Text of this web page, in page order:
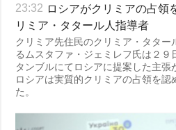
23:32 ロシアがクリミアの占領
リミア・タタール人指導者
クリミア先住民のクリミア・タター
るムスタファ・ジェミレフ氏は２９
タンブルにてロシアに提案した主張
ロシアは実質的クリミアの占領を認
た。